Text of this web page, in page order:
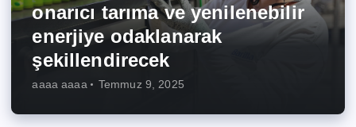
onarıcı tarıma ve yenilenebilir
enerjiye odaklanarak
şekillendirecek
aaaa aaaa Temmuz 9, 2025